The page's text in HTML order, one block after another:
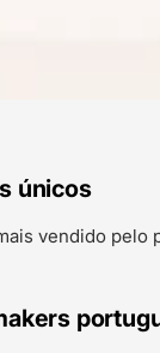
únicos
vendido pelo